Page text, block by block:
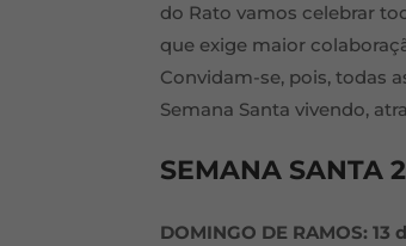
do Rato vamos celebrar
que exige maior
Convidam-se, pois, todas
Semana Santa vivendo,
SEMANA SANTA
DOMINGO DE RAMOS: 13